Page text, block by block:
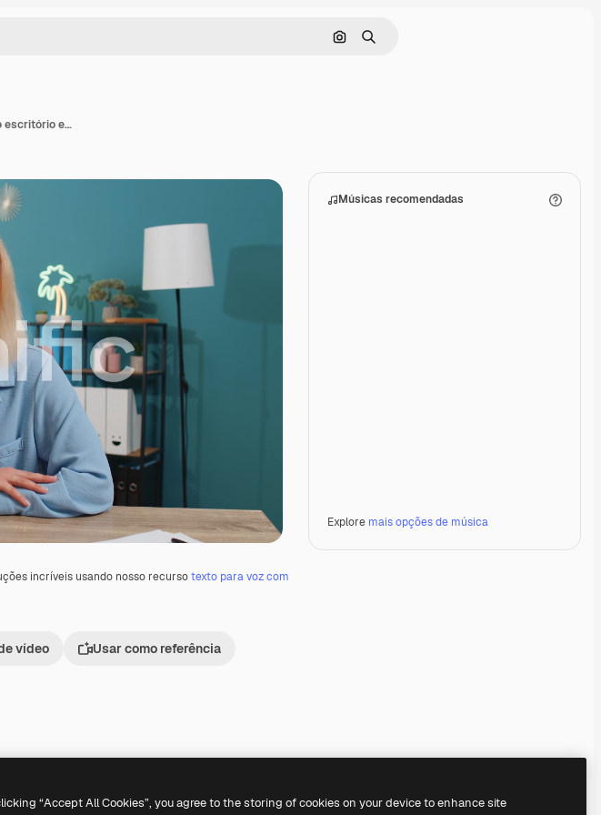
Pesquisar por imagem
Buscar
incríveis usando nosso recursotexto para voz com
vídeo Usar como referência
Músicas recomendadas
Explore mais opções de música
Retrato de jovem empresária caucasiana sorridente na mesa do escritório em casa, olhando para a câmera.
Premium
Premium Premium
Premium
“Accept All Cookies”, you agree to the storing of cookies on your device to enhance site